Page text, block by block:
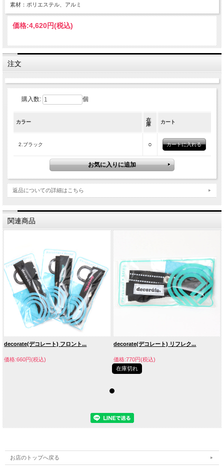
素材：ポリエステル、アルミ
価格:4,620円(税込)
注文
購入数: 個
カラー
在
庫
カート
2.ブラック ○
返品についての詳細はこちら
関連商品
decorate(デコレート) フロント...
価格:660円(税込)
decorate(デコレート) リフレク...
価格:770円(税込)
在庫切れ
お店のトップへ戻る